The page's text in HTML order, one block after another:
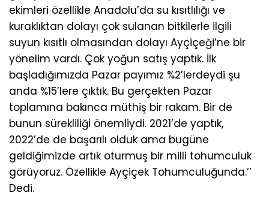
ekimleri özellikle Anadolu’da su kısıtlılığı ve
kuraklıktan dolayı çok sulanan bitkilerle ilgili
suyun kısıtlı olmasından dolayı Ayçiçeği’ne bir
yönelim vardı. Çok yoğun satış yaptık. İlk
başladığımızda Pazar payımız %2’lerdeydi şu
anda %15’lere çıktık. Bu gerçekten Pazar
toplamına bakınca müthiş bir rakam. Bir de
bunun sürekliliği önemliydi. 2021’de yaptık,
2022’de de başarılı olduk ama bugüne
geldiğimizde artık oturmuş bir milli tohumculuk
görüyoruz. Özellikle Ayçiçek Tohumculuğunda.’’
Dedi.